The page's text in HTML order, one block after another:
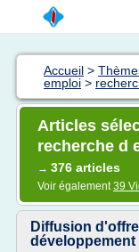
Accueil >
emploi >
Articles
recherche d
→ 376 articles
Voir également39
Diffusion
développement